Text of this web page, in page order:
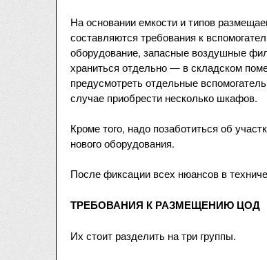
На основании емкости и типов
составляются требования к
оборудование, запасные воздушные
храниться отдельно — в складском
предусмотреть отдельные
случае приобрести несколько шкафов.
Кроме того, надо позаботиться об
нового оборудования.
После фиксации всех нюансов в
ТРЕБОВАНИЯ К РАЗМЕЩЕНИЮ ЦОД
Их стоит разделить на три группы.